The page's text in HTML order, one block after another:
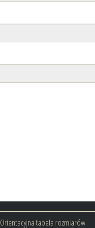
Orientacyjna tabela rozmiarów